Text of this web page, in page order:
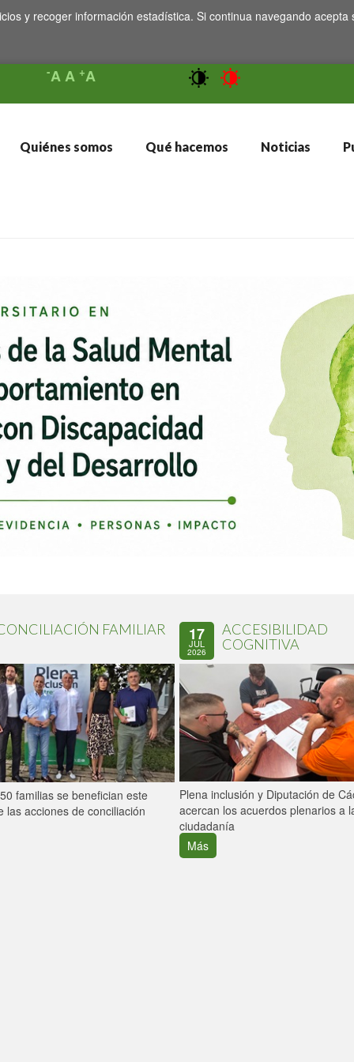
y recoger información estadística. Si continua navegando acepta
-AA +A
Quiénes somos Qué hacemos Noticias
FAMILIAR
familias se benefician este
las acciones de conciliación
17
JUL
2026
ACCESIBILIDAD
COGNITIVA
Plena inclusión y Diputación de
acercan los acuerdos plenarios a
ciudadanía
Más